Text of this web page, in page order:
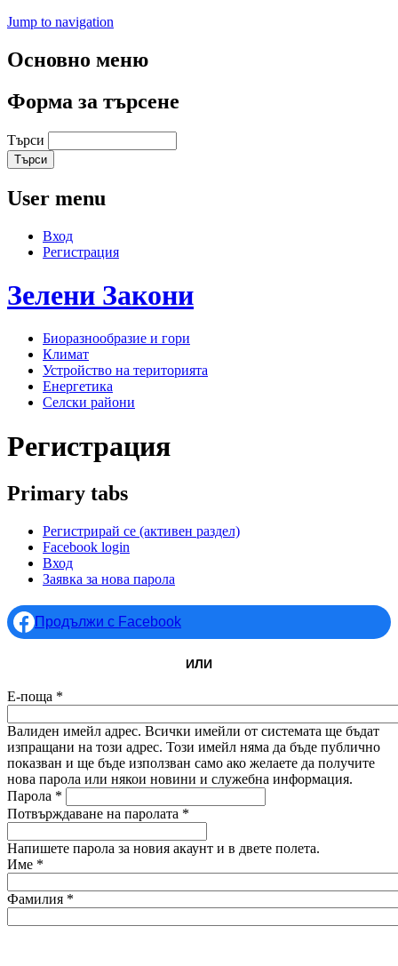
Jump to navigation
Основно меню
Форма за търсене
Търси
User menu
Вход
Регистрация
Зелени Закони
Биоразнообразие и гори
Климат
Устройство на територията
Енергетика
Селски райони
Регистрация
Primary tabs
Регистрирай се (активен раздел)
Facebook login
Вход
Заявка за нова парола
Продължи с Facebook
ИЛИ
Е-поща *
Валиден имейл адрес. Всички имейли от системата ще бъдат
изпращани на този адрес. Този имейл няма да бъде публично
показван и ще бъде използван само ако желаете да получите
нова парола или някои новини и служебна информация.
Парола *
Потвърждаване на паролата *
Напишете парола за новия акаунт и в двете полета.
Име *
Фамилия *